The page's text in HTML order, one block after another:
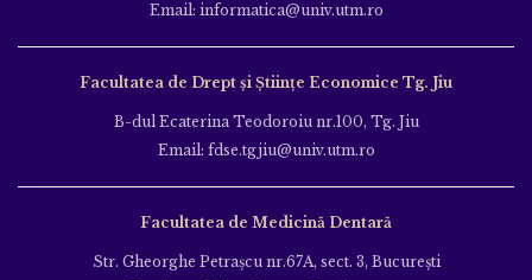
Email: informatica@univ.utm.ro
Facultatea de Drept și Științe Economice Tg. Jiu
B-dul Ecaterina Teodoroiu nr.100, Tg. Jiu
Email: fdse.tgjiu@univ.utm.ro
Facultatea de Medicină Dentară
Str. Gheorghe Petraşcu nr.67A, sect. 3, Bucureşti